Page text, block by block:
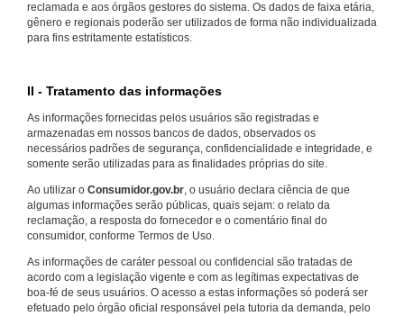
reclamada e aos órgãos gestores do sistema. Os dados de faixa etária,
gênero e regionais poderão ser utilizados de forma não individualizada
para fins estritamente estatísticos.
II - Tratamento das informações
As informações fornecidas pelos usuários são registradas e
armazenadas em nossos bancos de dados, observados os
necessários padrões de segurança, confidencialidade e integridade, e
somente serão utilizadas para as finalidades próprias do site.
Ao utilizar o Consumidor.gov.br, o usuário declara ciência de que
algumas informações serão públicas, quais sejam: o relato da
reclamação, a resposta do fornecedor e o comentário final do
consumidor, conforme Termos de Uso.
As informações de caráter pessoal ou confidencial são tratadas de
acordo com a legislação vigente e com as legítimas expectativas de
boa-fé de seus usuários. O acesso a estas informações só poderá ser
efetuado pelo órgão oficial responsável pela tutoria da demanda, pelo